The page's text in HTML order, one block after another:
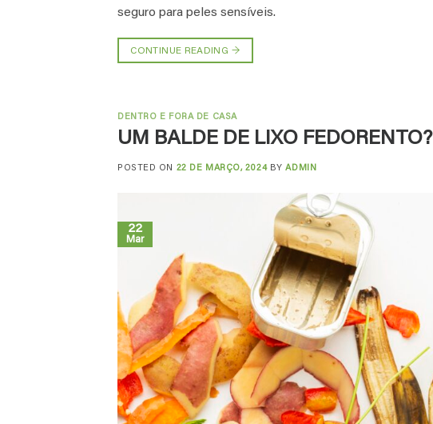
seguro para peles sensíveis.
CONTINUE READING →
DENTRO E FORA DE CASA
UM BALDE DE LIXO FEDORENTO?
POSTED ON 22 DE MARÇO, 2024 BYADMIN
22
Mar